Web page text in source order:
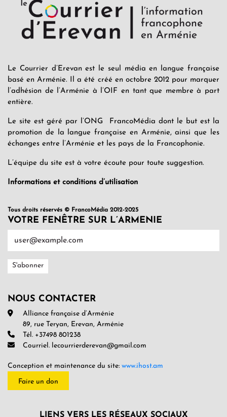
Le Courrier d’Erevan est le seul média en langue française
basé en Arménie. Il a été créé en octobre 2012 pour marquer
l’adhésion de l’Arménie à l’OIF en tant que membre à part
entière.
Le site est géré par l’ONG FrancoMédia dont le but est la
promotion de la langue française en Arménie, ainsi que les
échanges entre l’Arménie et les pays de la Francophonie.
L’équipe du site est à votre écoute pour toute suggestion.
Informations et conditions d’utilisation
Tous droits réservés © FrancoMédia 2012-2025
VOTRE FENÊTRE SUR L’ARMENIE
NOUS CONTACTER
Alliance française d’Arménie
89, rue Teryan, Erevan, Arménie
Tél. +37498 801238
Courriel. lecourrierderevan@gmail.com
Conception et maintenance du site: www.ihost.am
Faire un don
LIENS VERS LES RÉSEAUX SOCIAUX